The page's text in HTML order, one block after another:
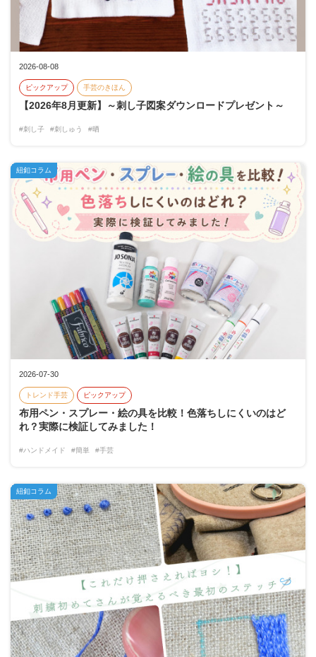
2026-08-08
ピックアップ 手芸のきほん
【2026年8月更新】～刺し子図案ダウンロードプレゼント～
#刺し子 #刺しゅう #晒
2026-07-30
トレンド手芸 ピックアップ
布用ペン・スプレー・絵の具を比較！色落ちしにくいのはど
れ？実際に検証してみました！
#ハンドメイド #簡単 #手芸
紐釦コラム
紐釦コラム